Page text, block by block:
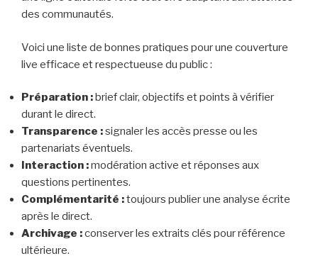
des communautés.
Voici une liste de bonnes pratiques pour une couverture
live efficace et respectueuse du public :
Préparation :brief clair, objectifs et points à vérifier
durant le direct.
Transparence :signaler les accès presse ou les
partenariats éventuels.
Interaction :modération active et réponses aux
questions pertinentes.
Complémentarité :toujours publier une analyse écrite
après le direct.
Archivage :conserver les extraits clés pour référence
ultérieure.